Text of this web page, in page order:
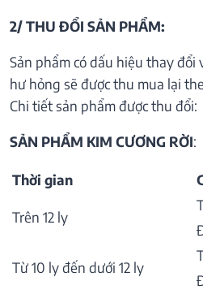
2/ THU ĐỔI SẢN PHẨM:
Sản phẩm có dấu hiệu thay đổi
hư hỏng sẽ được thu mua lại
Chi tiết sản phẩm được thu đổi:
SẢN PHẨM KIM CƯƠNG RỜI:
Thời gian
Trên 12 ly
Từ 10 ly đến dưới 12 ly